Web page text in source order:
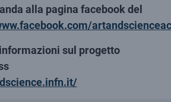
alla pagina facebook del
sul progetto